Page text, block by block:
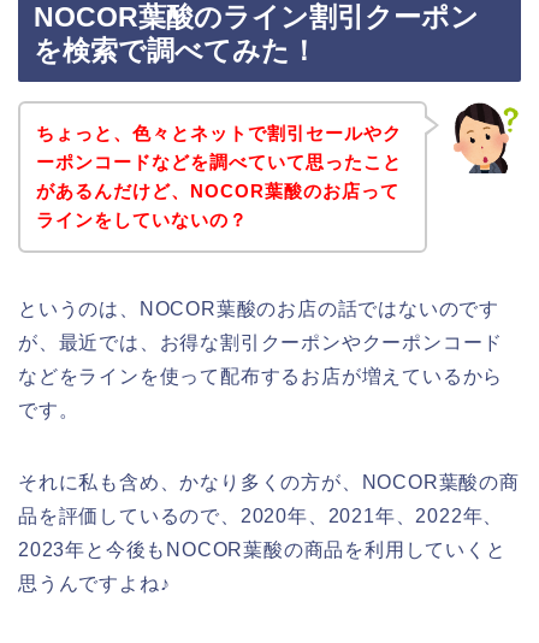
NOCOR葉酸のライン割引クーポン
を検索で調べてみた！
ちょっと、色々とネットで割引セールやク
ーポンコードなどを調べていて思ったこと
があるんだけど、NOCOR葉酸のお店って
ラインをしていないの？
というのは、NOCOR葉酸のお店の話ではないのです
が、最近では、お得な割引クーポンやクーポンコード
などをラインを使って配布するお店が増えているから
です。
それに私も含め、かなり多くの方が、NOCOR葉酸の商
品を評価しているので、2020年、2021年、2022年、
2023年と今後もNOCOR葉酸の商品を利用していくと
思うんですよね♪